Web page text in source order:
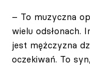
– To muzyczna
wielu odsłonach.
jest mężczyzna
oczekiwań. To